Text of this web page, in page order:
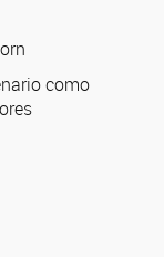
como